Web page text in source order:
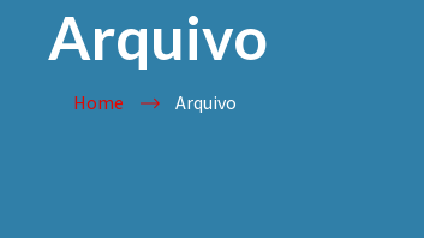
Arquivo
Home Arquivo